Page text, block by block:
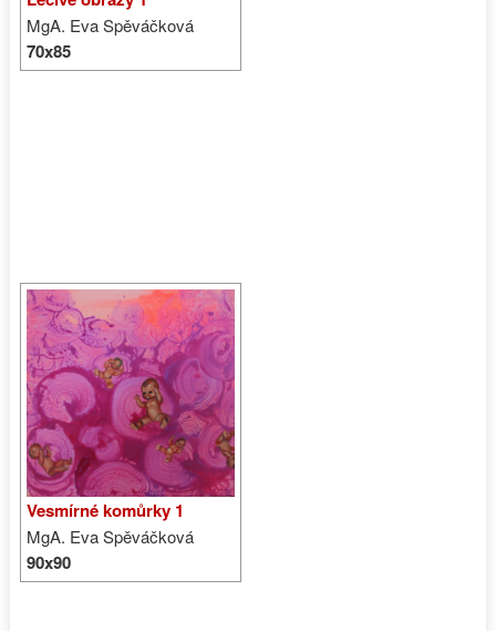
MgA. Eva Spěváčková
70x85
Vesmírné komůrky 1
MgA. Eva Spěváčková
90x90